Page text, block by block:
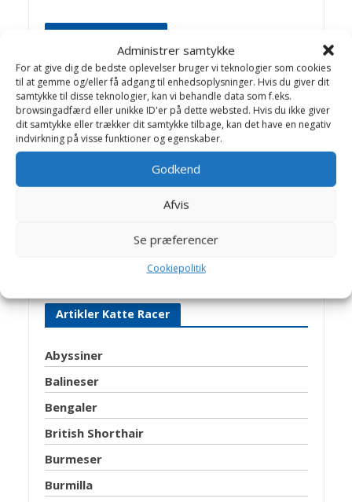
Administrer samtykke
For at give dig de bedste oplevelser bruger vi teknologier som cookies
til at gemme og/eller få adgang til enhedsoplysninger. Hvis du giver dit
samtykke til disse teknologier, kan vi behandle data som f.eks.
browsingadfærd eller unikke ID'er på dette websted. Hvis du ikke giver
dit samtykke eller trækker dit samtykke tilbage, kan det have en negativ
indvirkning på visse funktioner og egenskaber.
Godkend
Afvis
Se præferencer
Cookiepolitik
Bagom artiklerne
Birthe Valling & Jens
Bakkegaard
Dyrlæge Birthe Valling: Til dagligt
arbejder Birthe sammen med dygtige
kolleger på Helsinge Dyreklinik.
Hillerød Dyrehospital og Helsinge
mange spændende opgaver, -som
giver stof til artikler på Dyrlægevagten
Artikler Katte Racer
Abyssiner
Balineser
Bengaler
British Shorthair
Burmeser
Burmilla